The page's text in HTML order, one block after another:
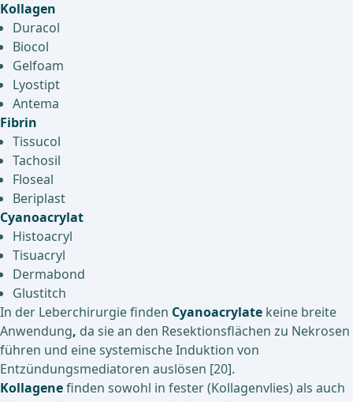
Kollagen
Duracol
Biocol
Gelfoam
Lyostipt
Antema
Fibrin
Tissucol
Tachosil
Floseal
Beriplast
Cyanoacrylat
Histoacryl
Tisuacryl
Dermabond
Glustitch
In der Leberchirurgie finden Cyanoacrylate keine breite
Anwendung, da sie an den Resektionsflächen zu Nekrosen
führen und eine systemische Induktion von
Entzündungsmediatoren auslösen [20].
Kollagenefinden sowohl in fester (Kollagenvlies) als auch